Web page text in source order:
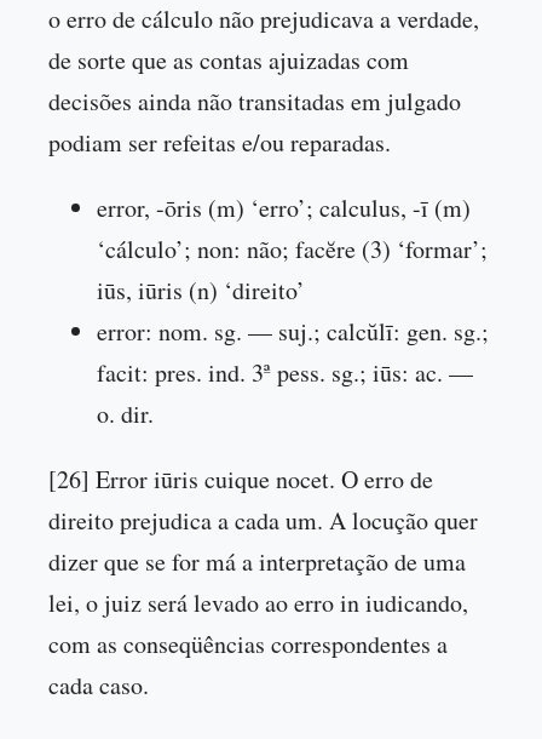
o erro de cálculo não prejudicava a verdade,
de sorte que as contas ajuizadas com
decisões ainda não transitadas em julgado
podiam ser refeitas e/ou reparadas.
error, -ōris (m) ‘erro’; calculus, -ī (m)
‘cálculo’; non: não; facĕre (3) ‘formar’;
iūs, iūris (n) ‘direito’
error: nom. sg. — suj.; calcŭlī: gen. sg.;
facit: pres. ind. 3ª pess. sg.; iūs: ac. —
o. dir.
[26] Error iūris cuique nocet. O erro de
direito prejudica a cada um. A locução quer
dizer que se for má a interpretação de uma
lei, o juiz será levado ao erro in iudicando,
com as conseqüências correspondentes a
cada caso.